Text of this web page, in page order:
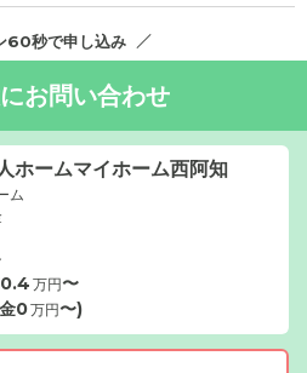
60秒で申し込み
お問い合わせ
ホームマイホーム西阿知
ム
万円〜
0万円〜)